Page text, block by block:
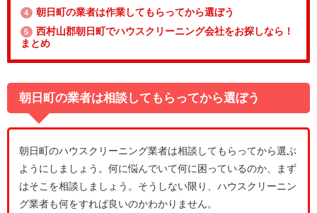
4 朝日町の業者は作業してもらってから選ぼう
5
西村山郡朝日町でハウスクリーニング会社をお探しなら！
まとめ
朝日町の業者は相談してもらってから選ぼう
朝日町のハウスクリーニング業者は相談してもらってから選ぶ
ようにしましょう。何に悩んでいて何に困っているのか、まず
はそこを相談しましょう。そうしない限り、ハウスクリーニン
グ業者も何をすれば良いのかわかりません。